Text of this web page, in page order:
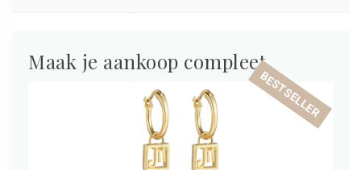
Maak je aankoop compleet
BESTSELLER